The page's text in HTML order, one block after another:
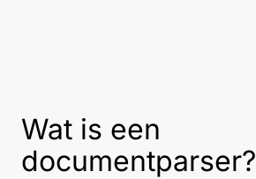
Wat is een
documentparser?